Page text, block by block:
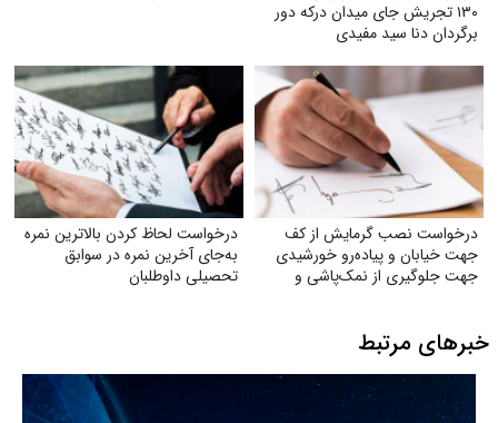
۱۳۰ تجریش جای میدان درکه دور
برگردان دنا سید مفیدی
درخواست نصب گرمایش از کف
جهت خیابان و پیاده‌رو خورشیدی
جهت جلوگیری از نمک‌پاشی و
درخواست لحاظ کردن بالاترین نمره
به‌جای آخرین نمره در سوابق
تحصیلی داوطلبان
خبرهای مرتبط